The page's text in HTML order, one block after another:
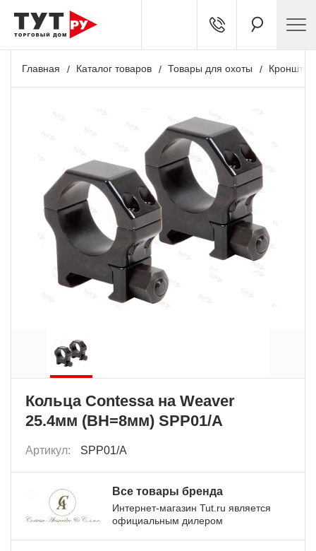
Главная Каталог товаров Товары для охоты
Кольца Contessa на Weaver
25.4мм (BH=8мм) SPP01/A
Артикул: SPP01/A
Все товары бренда
Интернет-магазин Tut.ru является
официальным дилером